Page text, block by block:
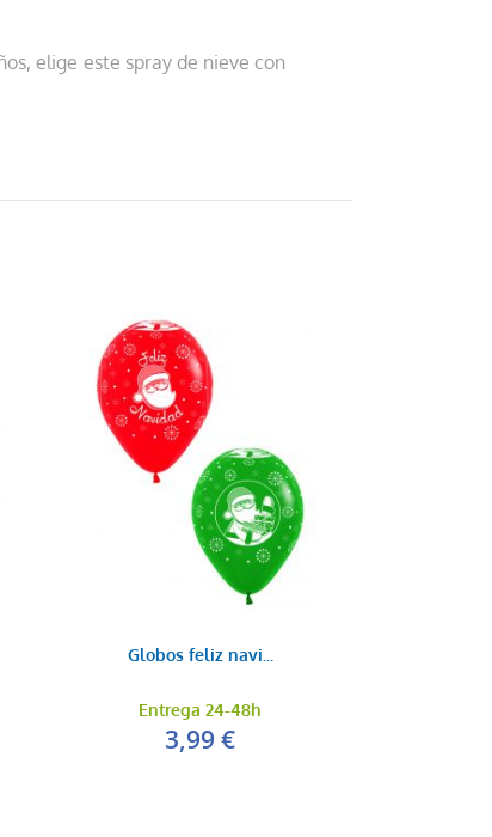
elige este spray de nieve con
Globos feliz navi...
Entrega 24-48h
3,99 €